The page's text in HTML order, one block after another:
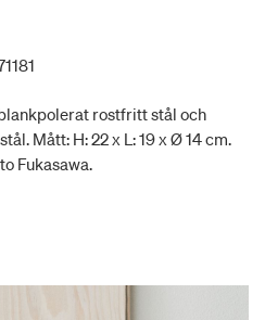
rostfritt stål och
Mått: H: 22 x L: 19 x Ø 14 cm.
Fukasawa.